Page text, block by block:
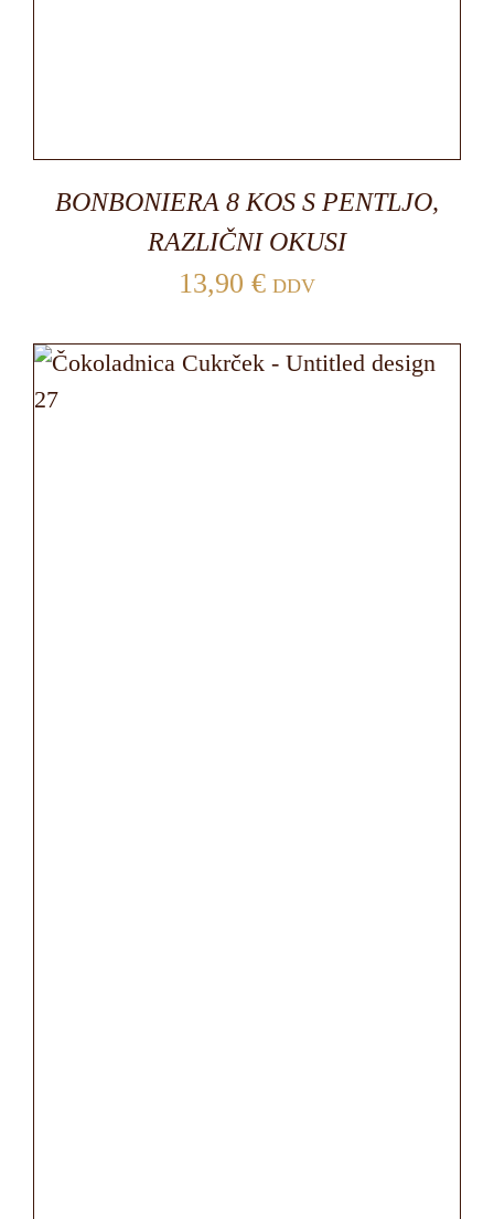
BONBONIERA 8 KOS S PENTLJO,
RAZLIČNI OKUSI
13,90 € DDV